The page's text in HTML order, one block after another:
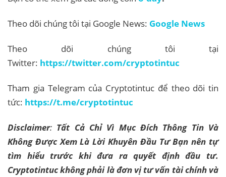
Theo dõi chúng tôi tại Google News: Google News
Theo dõi chúng tôi tại
Twitter: https://twitter.com/cryptotintuc
Tham gia Telegram của Cryptotintuc để theo dõi tin
tức: https://t.me/cryptotintuc
Disclaimer: Tất Cả Chỉ Vì Mục Đích Thông Tin Và
Không Được Xem Là Lời Khuyên Đầu Tư Bạn nên tự
tìm hiểu trước khi đưa ra quyết định đầu tư.
Cryptotintuc không phải là đơn vị tư vấn tài chính và